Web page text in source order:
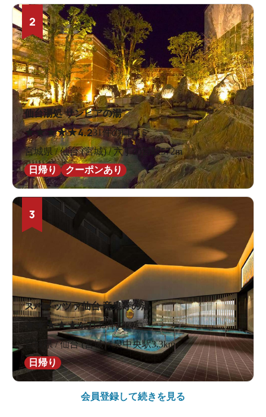
2
仙台湯処 サンピアの湯
★★★★★4.231件の口コミ
宮城県 / 仙台 (宮城) / 六丁の目駅572m
日帰り
クーポンあり
3
スパメッツァ仙台 竜泉寺の湯
★ ★★★4.7135件の口コミ
宮城県 / 仙台 (宮城) / 泉中央駅3.3km
日帰り
会員登録して続きを見る